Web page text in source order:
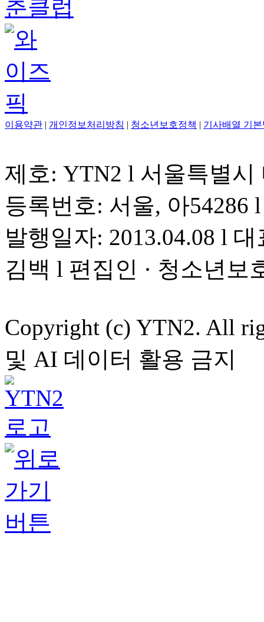
이용약관 개인정보처리방침 청소년보호정책 기사배열 기
제호: YTN2 l 서울특별
등록번호: 서울, 아54286
발행일자: 2013.04.08 l
김백 l 편집인 · 청소년보
Copyright (c) YTN2. All
및 AI 데이터 활용 금지